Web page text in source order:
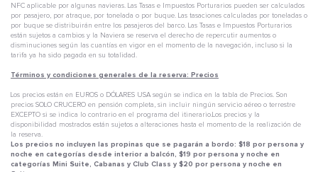
NFC aplicable por algunas navieras. Las Tasas e Impuestos Porturarios pueden ser calculados
por pasajero, por atraque, por tonelada o por buque. Las tasaciones calculadas por toneladas o
por buque se distribuirán entre los pasajeros del barco. Las Tasas e Impuestos Porturarios
están sujetos a cambios y la Naviera se reserva el derecho de repercutir aumentos o
disminuciones según las cuantías en vigor en el momento de la navegación, incluso si la
tarifa ya ha sido pagada en su totalidad.
Términos y condiciones generales de la reserva: Precios
Los precios están en EUROS o DÓLARES USA según se indica en la tabla de Precios. Son
precios SOLO CRUCERO en pensión completa, sin incluir ningún servicio aéreo o terrestre
EXCEPTO si se indica lo contrario en el programa del itinerario.Los precios y la
disponibilidad mostrados están sujetos a alteraciones hasta el momento de la realización de
la reserva.
Los precios no incluyen las propinas que se pagarán a bordo: $18 por persona y
noche en categorías desde interior a balcón, $19 por persona y noche en
categorías Mini Suite, Cabanas y Club Class y $20 por persona y noche en